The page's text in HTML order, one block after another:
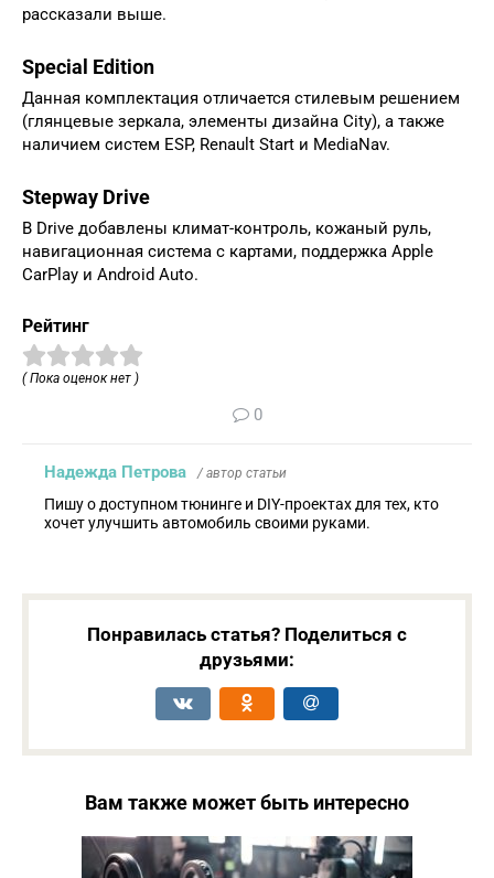
рассказали выше.
Special Edition
Данная комплектация отличается стилевым решением
(глянцевые зеркала, элементы дизайна City), а также
наличием систем ESP, Renault Start и MediaNav.
Stepway Drive
В Drive добавлены климат-контроль, кожаный руль,
навигационная система с картами, поддержка Apple
CarPlay и Android Auto.
Рейтинг
( Пока оценок нет )
0
Надежда Петрова / автор статьи
Пишу о доступном тюнинге и DIY-проектах для тех, кто
хочет улучшить автомобиль своими руками.
Понравилась статья? Поделиться с
друзьями:
Вам также может быть интересно